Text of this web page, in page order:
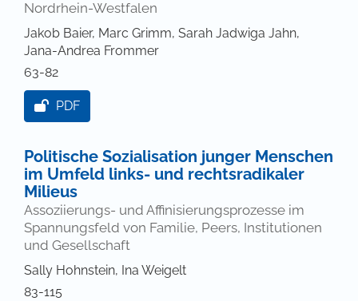
Nordrhein-Westfalen
Jakob Baier, Marc Grimm, Sarah Jadwiga Jahn,
Jana-Andrea Frommer
63-82
PDF
Politische Sozialisation junger Menschen
im Umfeld links- und rechtsradikaler
Milieus
Assoziierungs- und Affinisierungsprozesse im
Spannungsfeld von Familie, Peers, Institutionen
und Gesellschaft
Sally Hohnstein, Ina Weigelt
83-115